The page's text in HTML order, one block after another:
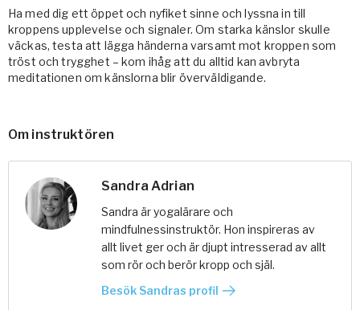
Ha med dig ett öppet och nyfiket sinne och lyssna in till
kroppens upplevelse och signaler. Om starka känslor skulle
väckas, testa att lägga händerna varsamt mot kroppen som
tröst och trygghet – kom ihåg att du alltid kan avbryta
meditationen om känslorna blir överväldigande.
Om instruktören
Sandra Adrian
Sandra är yogalärare och
mindfulnessinstruktör. Hon inspireras av
allt livet ger och är djupt intresserad av allt
som rör och berör kropp och själ.
Besök Sandras profil